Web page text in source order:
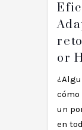
Or
un
en